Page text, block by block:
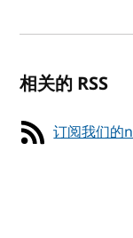
相关的 RSS
订阅我们的